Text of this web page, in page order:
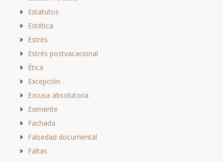
Estatutos
Estética
Estrés
Estrés postvacacional
Ética
Excepción
Excusa absolutoria
Eximente
Fachada
Falsedad documental
Faltas